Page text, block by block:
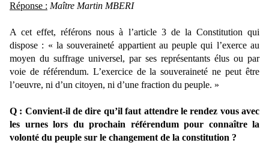
Réponse : Maître Martin MBERI
A cet effet, référons nous à l’article 3 de la Constitution qui
dispose : « la souveraineté appartient au peuple qui l’exerce au
moyen du suffrage universel, par ses représentants élus ou par
voie de référendum. L’exercice de la souveraineté ne peut être
l’oeuvre, ni d’un citoyen, ni d’une fraction du peuple. »
Q : Convient-il de dire qu’il faut attendre le rendez vous avec
les urnes lors du prochain référendum pour connaître la
volonté du peuple sur le changement de la constitution ?